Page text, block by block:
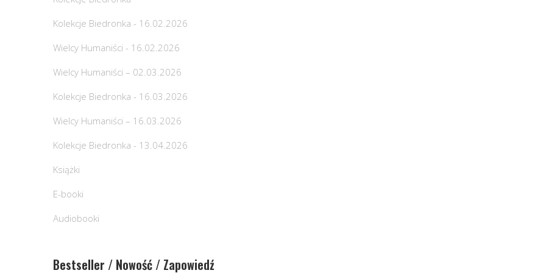
Kolekcje Biedronka - 16.02.2026
Wielcy Humaniści - 16.02.2026
Wielcy Humaniści – 02.03.2026
Kolekcje Biedronka - 16.03.2026
Wielcy Humaniści – 16.03.2026
Kolekcje Biedronka - 13.04.2026
Książki
E-booki
Audiobooki
Bestseller / Nowość / Zapowiedź